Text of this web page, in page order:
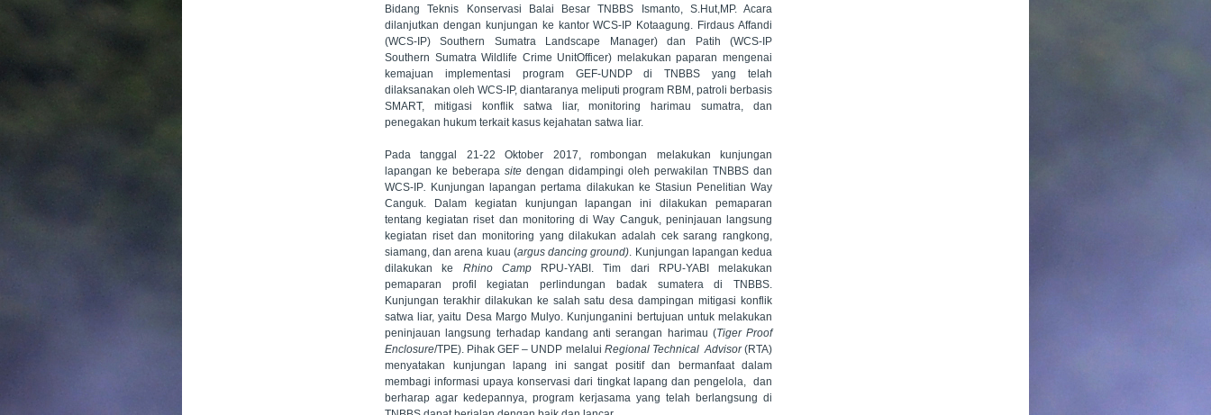
Bidang Teknis Konservasi
Balai BesarTNBBS Ismanto, S.Hut,MP. Acara
dilanjutkan dengan kunjungan ke kantor WCS-IP Kotaagung. Firdaus Affandi
(WCS-IP) Southern Sumatra Landscape Manager) dan Patih (WCS-IP
Southern Sumatra Wildlife Crime UnitOfficer) melakukan paparan mengenai
kemajuan implementasi program GEF-UNDP di TNBBS yang telah
dilaksanakan oleh WCS-IP, diantaranya meliputi program RBM, patroli berbasis
SMART, mitigasi konflik satwa liar, monitoring harimau sumatra, dan
penegakan hukum terkait kasus kejahatan satwa liar.
Pada tanggal 21-22 Oktober 2017, rombongan melakukan kunjungan
lapangan ke beberapa site dengan didampingi oleh perwakilan TNBBS dan
WCS-IP. Kunjungan lapangan pertama dilakukan ke Stasiun Penelitian Way
Canguk. Dalam kegiatan kunjungan lapangan ini dilakukan pemaparan
tentang kegiatan riset dan monitoring di Way Canguk, peninjauan langsung
kegiatan riset dan monitoring yang dilakukan adalah cek sarang rangkong,
siamang, dan arena kuau (argus dancing ground). Kunjungan lapangan kedua
dilakukan ke
Rhino Camp
RPU-YABI. Tim dari RPU-YABI melakukan
pemaparan profil kegiatan perlindungan badak sumatera di TNBBS.
Kunjungan terakhir dilakukan ke salah satu desa dampingan mitigasi konflik
satwa liar, yaitu Desa Margo Mulyo. Kunjunganini bertujuan untuk melakukan
peninjauan langsung terhadap kandang anti serangan harimau (Tiger Proof
Enclosure/TPE). Pihak GEF – UNDP melalui Regional Technical Advisor(RTA)
menyatakan kunjungan lapang ini sangat positif dan bermanfaat dalam
membagi informasi upaya konservasi dari tingkat lapang dan pengelola, dan
berharap agar kedepannya, program kerjasama yang telah berlangsung di